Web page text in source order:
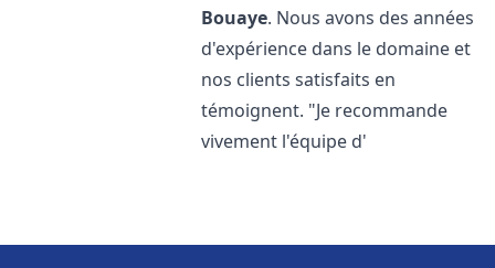
Bouaye. Nous avons des années
d'expérience dans le domaine et
nos clients satisfaits en
témoignent. "Je recommande
vivement l'équipe d'